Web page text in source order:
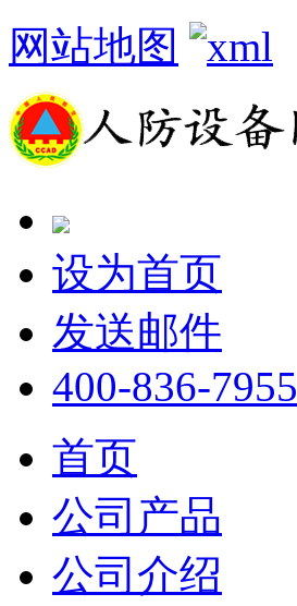
网站地图
设为首页
发送邮件
400-836-7955
首页
公司产品
公司介绍